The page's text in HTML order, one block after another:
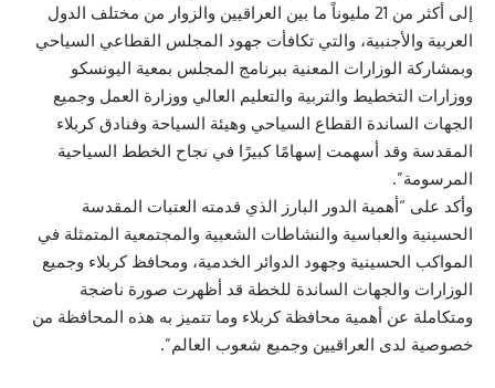
إلى أكثر من 21 مليوناً ما بين العراقيين والزوار من مختلف الدول
العربية والأجنبية، والتي تكافأت جهود المجلس القطاعي السياحي
وبمشاركة الوزارات المعنية ببرنامج المجلس بمعية اليونسكو
ووزارات التخطيط والتربية والتعليم العالي ووزارة العمل وجميع
الجهات الساندة القطاع السياحي وهيئة السياحة وفنادق كربلاء
المقدسة وقد أسهمت إسهامًا كبيرًا في نجاح الخطط السياحية
المرسومة”.
وأكد على “أهمية الدور البارز الذي قدمته العتبات المقدسة
الحسينية والعباسية والنشاطات الشعبية والمجتمعية المتمثلة في
المواكب الحسينية وجهود الدوائر الخدمية، ومحافظ كربلاء وجميع
الوزارات والجهات الساندة للخطة قد أظهرت صورة ناضجة
ومتكاملة عن أهمية محافظة كربلاء وما تتميز به هذه المحافظة من
خصوصية لدى العراقيين وجميع شعوب العالم”.